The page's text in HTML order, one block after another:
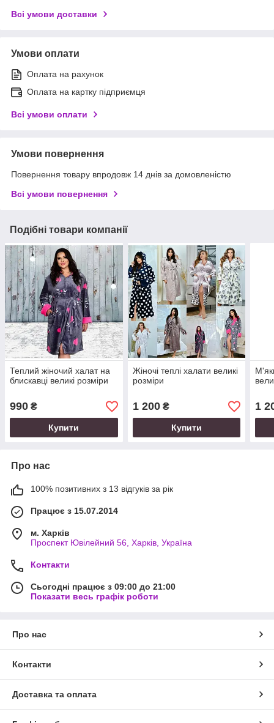
Всі умови доставки
Умови оплати
Оплата на рахунок
Оплата на картку підприємця
Всі умови оплати
Умови повернення
Повернення товару впродовж 14 днів за домовленістю
Всі умови повернення
Подібні товари компанії
Теплий жіночий халат на
блискавці великі розміри
990 ₴
Купити
Жіночі теплі халати великі
розміри
1 200₴
Купити
1
Про нас
100% позитивних з 13 відгуків за рік
Працює з 15.07.2014
м. Харків
Проспект Ювілейний 56, Харків, Україна
Контакти
Сьогодні працює з 09:00 до 21:00
Показати весь графік роботи
Про нас
Контакти
Доставка та оплата